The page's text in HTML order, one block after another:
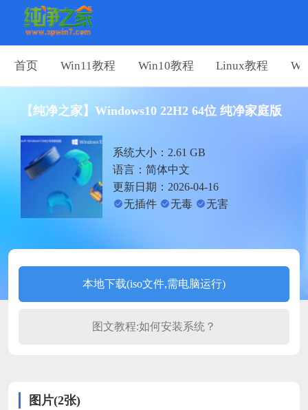
首页 Win11教程 Win10教程 Linux教程
【纯净之家】Windows10 22H2 64位 纯净家庭版
系统大小：2.61 GB
语言：简体中文
更新日期：2026-04-16
无插件
无毒 无害
本地下载(iso文件,需电脑运行)
图文教程:如何安装系统？
图片(2张)